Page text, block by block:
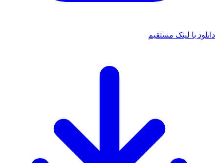
با لینک مستقیم